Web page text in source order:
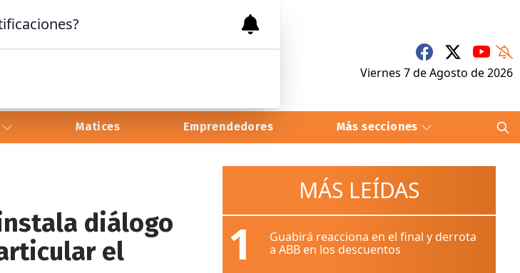
Viernes 7deAgosto de 2026
Matices Emprendedores Más secciones
diálogo
el
MÁS LEÍDAS
1
Guabirá reacciona en el final y derrota
a ABB en los descuentos